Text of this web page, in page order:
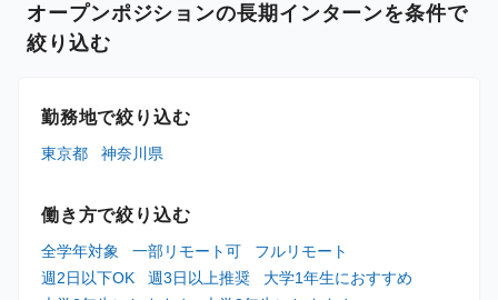
オープンポジションの長期インターンを条件で
絞り込む
勤務地で絞り込む
東京都 神奈川県
働き方で絞り込む
全学年対象 一部リモート可
フルリモート
週2日以下OK
週3日以上推奨
大学1年生におすすめ